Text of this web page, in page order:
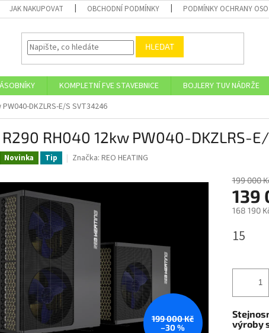
JAK NAKUPOVAT OBCHODNÍ PODMÍNKY PODMÍNKY OCHRANY
HLEDAT
KOMPLETNÍ FVE STAVEBNICE BOJLERY TUV NÁDRŽE
DKZLRS-E/S SVT34246
R290 RH040 12kw PW040-DKZLRS-
Novinka Tip Značka: REO HEATING
199 000 Kč
–30 %
199 000
139
168 190
cena:
15
výroby